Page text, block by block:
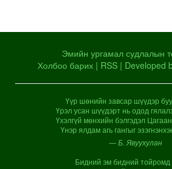
Эмийн ургамал судлалын
Холбоо барих | RSS | Developed
Үүр шөнийн завсар шүүдэр
Үрэл усан шүүдэрт нь одод
Үхэлгүй мөнхийн бэлгэдэл
Үнэр ялдам агь гангыг
— Б. Явуухулан
Бидний эм бидний тойромд